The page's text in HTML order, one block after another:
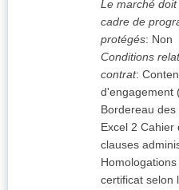
Le marché
cadre de
protégés: Non
Conditions
contrat:
d'engagement
Bordereau
Excel 2 Cahier
clauses
certificat selon